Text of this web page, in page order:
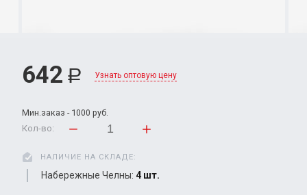
642 Р Узнать оптовую цену
Мин.заказ - 1000 руб.
Кол-во:
НАЛИЧИЕ НА СКЛАДЕ:
Набережные Челны: 4 шт.